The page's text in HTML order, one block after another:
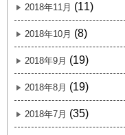
2018年11月 (11)
2018年10月 (8)
2018年9月 (19)
2018年8月 (19)
2018年7月 (35)